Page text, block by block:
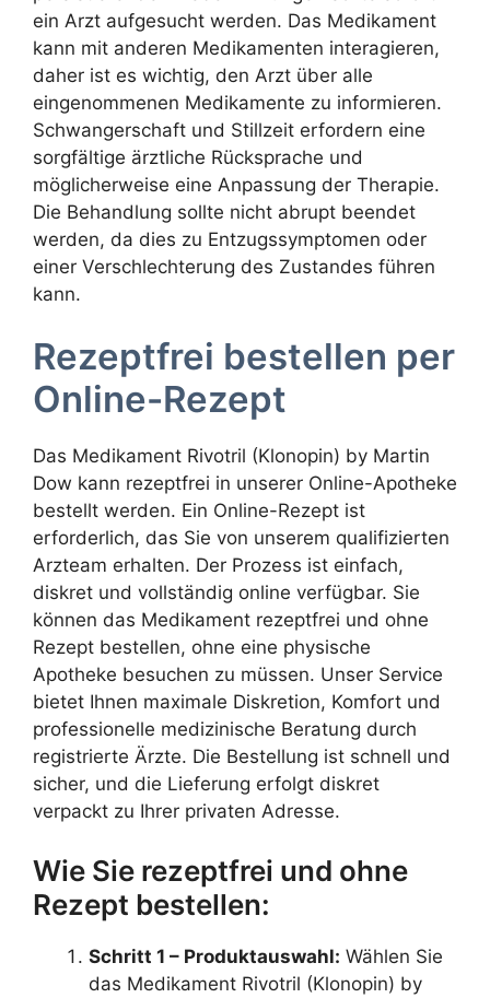
ein Arzt aufgesucht werden. Das Medikament
kann mit anderen Medikamenten interagieren,
daher ist es wichtig, den Arzt über alle
eingenommenen Medikamente zu informieren.
Schwangerschaft und Stillzeit erfordern eine
sorgfältige ärztliche Rücksprache und
möglicherweise eine Anpassung der Therapie.
Die Behandlung sollte nicht abrupt beendet
werden, da dies zu Entzugssymptomen oder
einer Verschlechterung des Zustandes führen
kann.
Rezeptfrei bestellen per
Online-Rezept
Das Medikament Rivotril (Klonopin) by Martin
Dow kann rezeptfrei in unserer Online-Apotheke
bestellt werden. Ein Online-Rezept ist
erforderlich, das Sie von unserem qualifizierten
Arzteam erhalten. Der Prozess ist einfach,
diskret und vollständig online verfügbar. Sie
können das Medikament rezeptfrei und ohne
Rezept bestellen, ohne eine physische
Apotheke besuchen zu müssen. Unser Service
bietet Ihnen maximale Diskretion, Komfort und
professionelle medizinische Beratung durch
registrierte Ärzte. Die Bestellung ist schnell und
sicher, und die Lieferung erfolgt diskret
verpackt zu Ihrer privaten Adresse.
Wie Sie rezeptfrei und ohne
Rezept bestellen:
Schritt 1 – Produktauswahl: Wählen Sie
das Medikament Rivotril (Klonopin) by